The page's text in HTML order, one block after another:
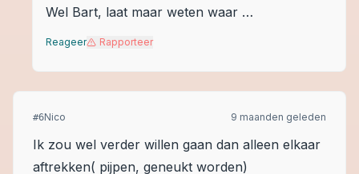
Wel Bart, laat maar weten waar …
Reageer Rapporteer
#6Nico 9 maanden geleden
Ik zou wel verder willen gaan dan alleen elkaar
aftrekken( pijpen, geneukt worden)